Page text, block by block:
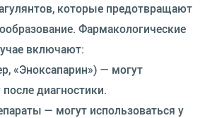
которые предотвращают
Фармакологические
включают:
«Эноксапарин») — могут
диагностики.
— могут использоваться у